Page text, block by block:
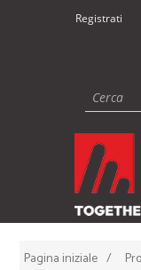
Registrati
Pagina iniziale /